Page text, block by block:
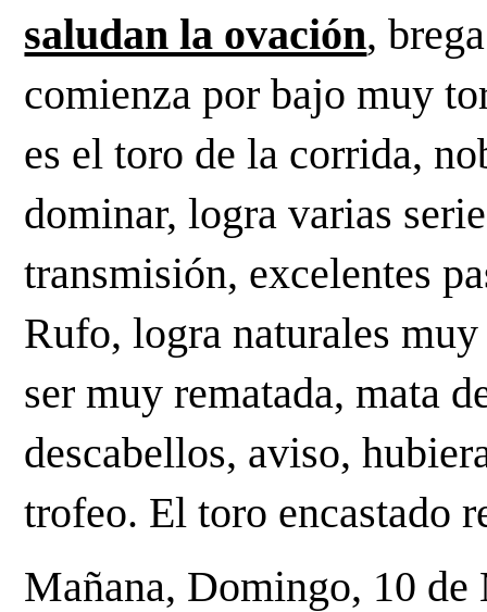
saludan la ovación,
comienza por bajo muy
es el toro de la corrida,
dominar, logra varias
transmisión, excelentes
Rufo, logra naturales
ser muy rematada, mata
descabellos, aviso,
trofeo. El toro encastado
Mañana, Domingo, 10 de